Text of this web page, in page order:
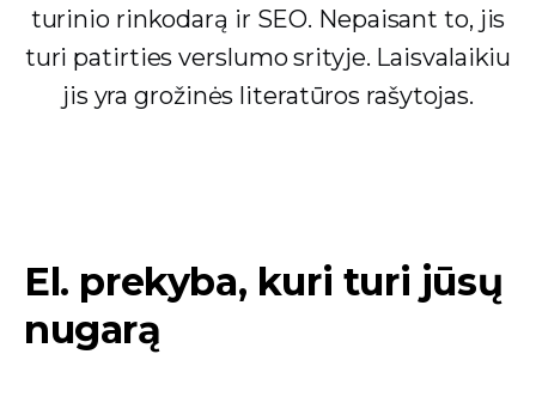
turinio rinkodarą ir SEO. Nepaisant to, jis
turi patirties verslumo srityje. Laisvalaikiu
jis yra grožinės literatūros rašytojas.
El. prekyba, kuri turi jūsų
nugarą